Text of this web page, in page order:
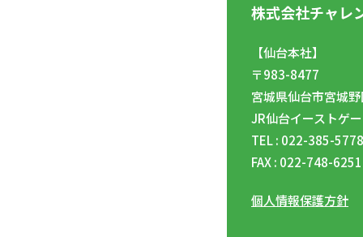
株式会社チャレ
【仙台本社】
〒983-8477
宮城県仙台市宮城
JR仙台イーストゲ
TEL : 022-385-5778
FAX : 022-748-6251
個人情報保護方針